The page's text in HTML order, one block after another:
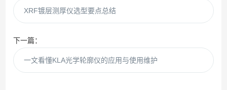
XRF镀层测厚仪选型要点总结
下一篇：
一文看懂KLA光学轮廓仪的应用与使用维护